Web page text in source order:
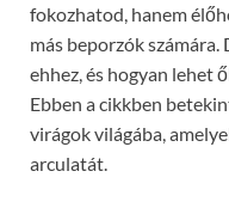
fokozhatod, hanem
más beporzók számára.
ehhez, és hogyan lehet
Ebben a cikkben
virágok világába,
arculatát.